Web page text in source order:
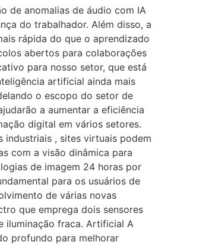
de anomalias de áudio com IA
do trabalhador. Além disso, a
rápida do que o aprendizado
abertos para colaborações
para nosso setor, que está
artificial ainda mais
o escopo do setor de
a aumentar a eficiência
digital em vários setores.
industriais , sites virtuais podem
com a visão dinâmica para
de imagem 24 horas por
para os usuários de
de várias novas
que emprega dois sensores
iluminação fraca. Artificial A
profundo para melhorar